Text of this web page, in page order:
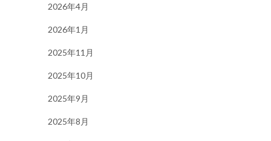
2026年4月
2026年1月
2025年11月
2025年10月
2025年9月
2025年8月